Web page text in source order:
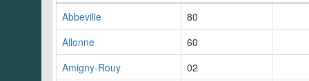
Abbeville
80
Allonne
60
Amigny-Rouy
02